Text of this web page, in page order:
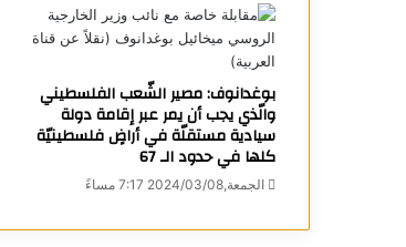
بوغدانوف: مصير الشّعب الفلسطيني
والّذي يجب أن يمر عبر إقامة دولة
سيادية مستقلّة في أراضٍ فلسطينيّة
كلها في حدود الـ 67
الجمعة,2024/03/08 7:17 مساءً